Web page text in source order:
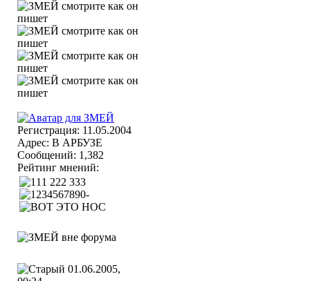
Регистрация: 11.05.2004
Адрес: В АРБУЗЕ
Сообщений: 1,382
Рейтинг мнений:
01.06.2005,